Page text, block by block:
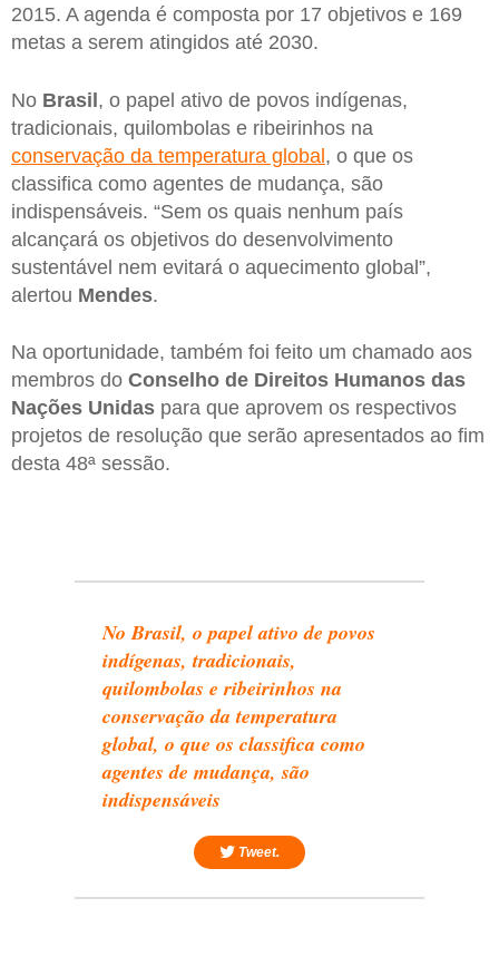
2015. A agenda é composta por 17 objetivos e 169
metas a serem atingidos até 2030.
No Brasil, o papel ativo de povos indígenas,
tradicionais, quilombolas e ribeirinhos na
conservação da temperatura global, o que os
classifica como agentes de mudança, são
indispensáveis. “Sem os quais nenhum país
alcançará os objetivos do desenvolvimento
sustentável nem evitará o aquecimento global”,
alertou Mendes.
Na oportunidade, também foi feito um chamado aos
membros do Conselho de Direitos Humanos das
Nações Unidas para que aprovem os respectivos
projetos de resolução que serão apresentados ao fim
desta 48ª sessão.
No Brasil, o papel ativo de povos
indígenas, tradicionais,
quilombolas e ribeirinhos na
conservação da temperatura
global, o que os classifica como
agentes de mudança, são
indispensáveis
Tweet.